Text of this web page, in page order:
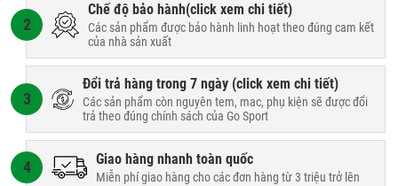
2
Chế độ bảo hành(click xem chi tiết)
Các sản phẩm được bảo hành linh hoạt theo đúng cam kết
của nhà sản xuất
3
Đổi trả hàng trong 7 ngày (click xem chi tiết)
Các sản phẩm còn nguyên tem, mac, phụ kiện sẽ được đổi
trả theo đúng chính sách của Go Sport
4 Giao hàng nhanh toàn quốc
Miễn phí giao hàng cho các đơn hàng từ 3 triệu trở lên